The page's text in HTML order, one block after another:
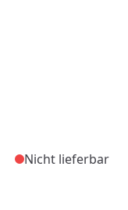
Nicht lieferbar